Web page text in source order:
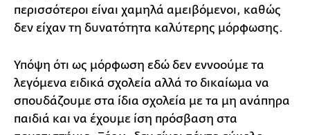
περισσότεροι είναι χαμηλά αμειβόμενοι, καθώς
δεν είχαν τη δυνατότητα καλύτερης μόρφωσης.
Υπόψη ότι ως μόρφωση εδώ δεν εννοούμε τα
λεγόμενα ειδικά σχολεία αλλά το δικαίωμα να
σπουδάζουμε στα ίδια σχολεία με τα μη ανάπηρα
παιδιά και να έχουμε ίση πρόσβαση στα